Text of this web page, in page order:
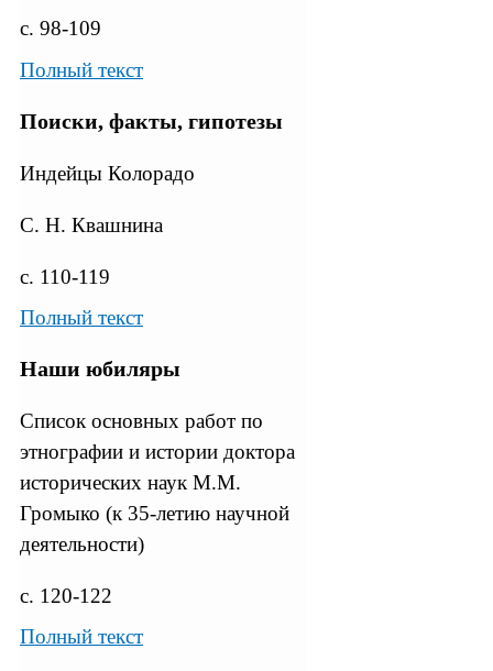
с. 98-109
Полный текст
Поиски, факты, гипотезы
Индейцы Колорадо
С. Н. Квашнина
с. 110-119
Полный текст
Наши юбиляры
Список основных работ по
этнографии и истории доктора
исторических наук М.М.
Громыко (к 35-летию научной
деятельности)
с. 120-122
Полный текст